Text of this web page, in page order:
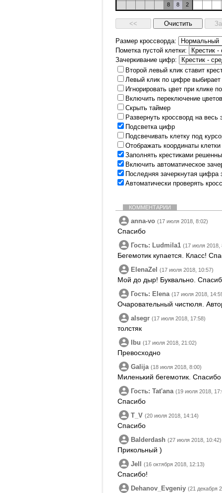
8
8 2
Размер кроссворда:
Пометка пустой клетки:
Зачеркивание цифр:
Второй левый клик ставит
Левый клик по цифре выбирает
Игнорировать цвет при клике
Включить переключение
Скрыть таймер
Развернуть кроссворд на
Подсветка цифр
Подсвечивать клетку под
Отображать координаты
Заполнять крестиками
Включить автоматическое
Последняя зачеркнутая цифра
Автоматически проверять
КОММЕНТАРИИ
anna-vo (17 июля 2018, 8:02)
Спасибо
Гость: Ludmila1 (17 июля 2018,
Бегемотик купается. Класс!
ElenaZel (17 июля 2018, 10:57)
Мой до дыр! Буквально.
Гость: Elena (17 июля 2018,
Очаровательный чистюля.
alsegr (17 июля 2018, 17:58)
толстяк
Ibu (17 июля 2018, 21:02)
Превосходно
Galija (18 июля 2018, 8:00)
Миленький бегемотик. Спасибо
Гость: Tatʹana (19 июля 2018,
Спасибо
T_V (20 июля 2018, 14:14)
Спасибо
Balderdash (27 июля 2018, 10:42)
Прикольный )
Jell (16 октября 2018, 12:13)
Спасибо!
Dehanov_Evgeniy (21 декабря